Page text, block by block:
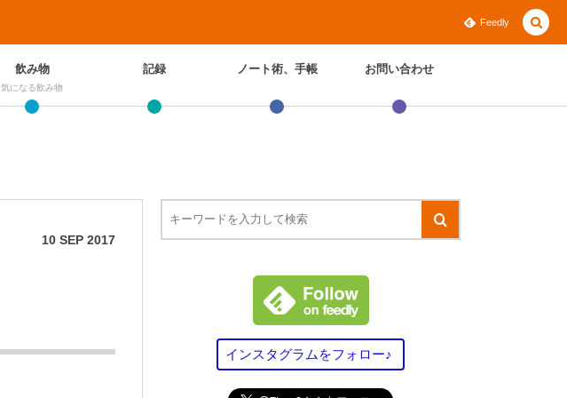
Feedly
飲み物
気になる飲み物
記録 ノート術、手帳 お問い合わせ
10 SEP 2017
インスタグラムをフォロー♪